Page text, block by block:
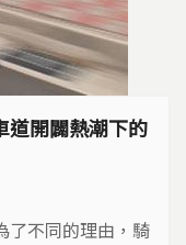
道開闢熱潮下的
了不同的理由，騎